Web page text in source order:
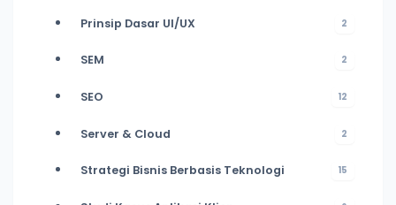
Prinsip Dasar UI/UX 2
SEM 2
SEO 12
Server & Cloud 2
Strategi Bisnis Berbasis Teknologi 15